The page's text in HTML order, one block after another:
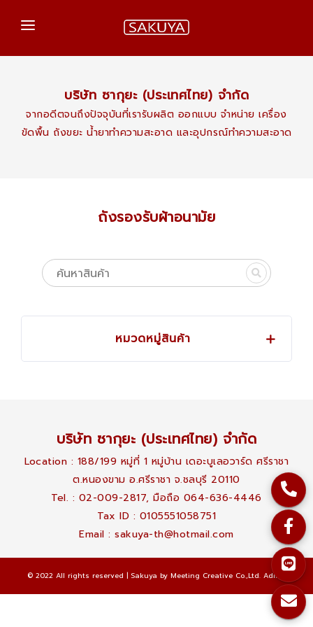
หน้าแรก
สินค้าของเรา
เกร็ดความรู้
บริษัท ซากุยะ (ประเทศไทย) จำกัด
จากอดีตจนถึงปัจจุบันที่เรารับผลิต ออกแบบ จำหน่าย เครื่อง
ขัดพื้น ถังขยะ นํ้ายาทำความสะอาด และอุปกรณ์ทำความสะอาด
ถังรองรับผ้าอนามัย
หมวดหมู่สินค้า
บริษัท ซากุยะ (ประเทศไทย) จำกัด
Location : 188/199 หมู่ที่ 1 หมู่บ้าน เดอะบูเลอวาร์ด ศรีราชา
ต.หนองขาม อ.ศรีราชา จ.ชลบุรี 20110
Tel. : 02-009-2817, มือถือ 064-636-4446
Tax ID : 0105551058751
Email :sakuya-th@hotmail.com
© 2022 All rights reserved | Sakuya by Meeting Creative Co.,Ltd. Admin